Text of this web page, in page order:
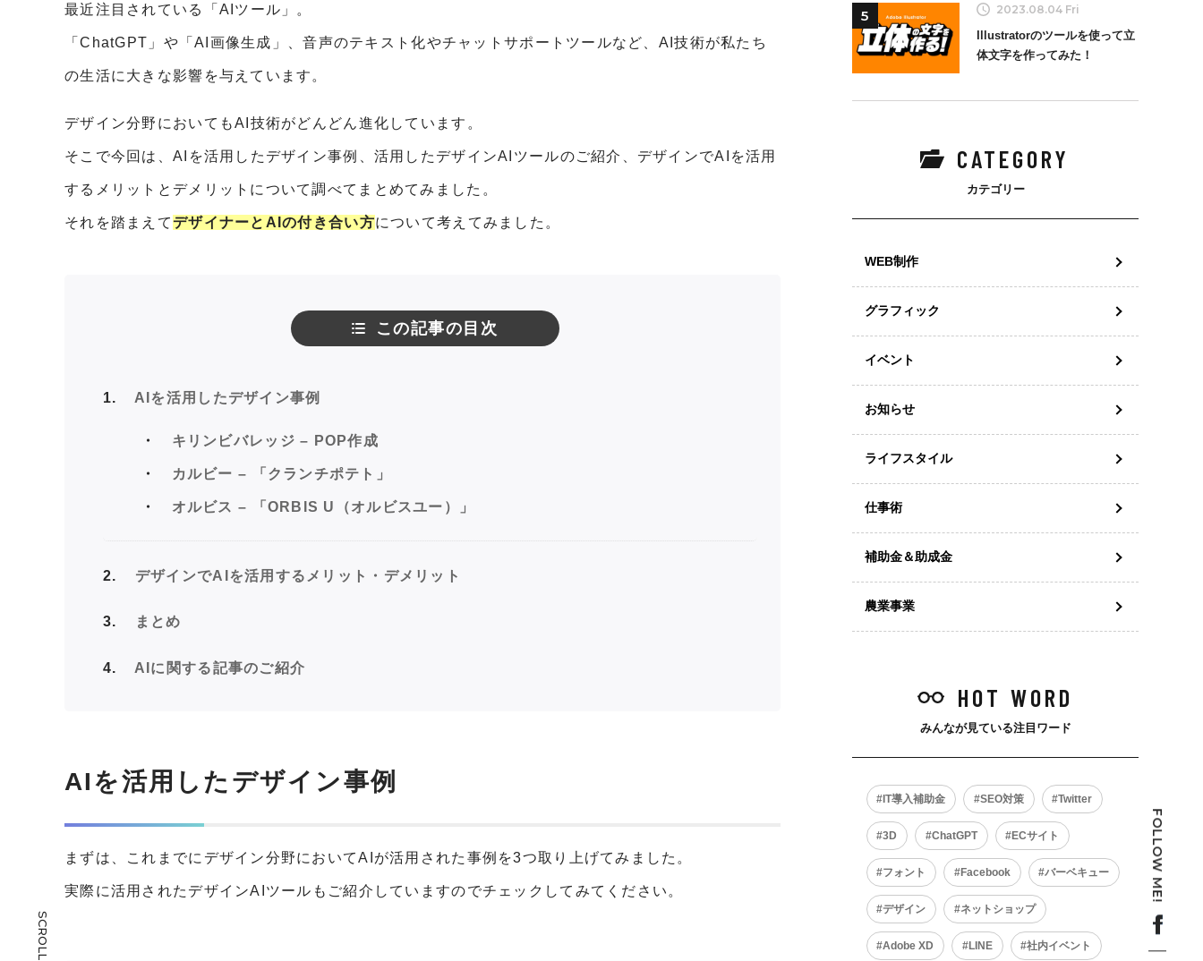
SCROLL
FOLLOW ME!
最近注目されている「AIツール」。
「ChatGPT」や「AI画像生成」、音声のテキスト化やチャットサポートツールなど、AI技術が私たち
の生活に大きな影響を与えています。
デザイン分野においてもAI技術がどんどん進化しています。
そこで今回は、AIを活用したデザイン事例、活用したデザインAIツールのご紹介、デザインでAIを活用
するメリットとデメリットについて調べてまとめてみました。
それを踏まえて デザイナーとAIの付き合い方について考えてみました。
この記事の目次
1 AIを活用したデザイン事例
キリンビバレッジ – POP作成
カルビー – 「クランチポテト」
オルビス – 「ORBIS U（オルビスユー）」
2 デザインでAIを活用するメリット・デメリット
3 まとめ
4 AIに関する記事のご紹介
AIを活用したデザイン事例
まずは、これまでにデザイン分野においてAIが活用された事例を3つ取り上げてみました。
実際に活用されたデザインAIツールもご紹介していますのでチェックしてみてください。
5
2023.08.04 Fri
Illustratorのツールを使って立
体文字を作ってみた！
CATEGORY
カテゴリー
WEB制作
グラフィック
イベント
お知らせ
ライフスタイル
仕事術
補助金＆助成金
農業事業
HOT WORD
みんなが見ている注目ワード
IT導入補助金 SEO対策 Twitter
3D ChatGPT ECサイト
フォント Facebook バーベキュー
デザイン ネットショップ
Adobe XD LINE 社内イベント